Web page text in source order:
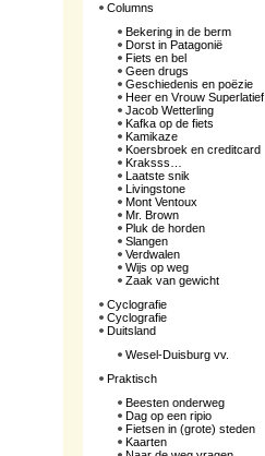
Columns
Bekering in de berm
Dorst in Patagonië
Fiets en bel
Geen drugs
Geschiedenis en poëzie
Heer en Vrouw Superlatief
Jacob Wetterling
Kafka op de fiets
Kamikaze
Koersbroek en creditcard
Kraksss…
Laatste snik
Livingstone
Mont Ventoux
Mr. Brown
Pluk de horden
Slangen
Verdwalen
Wijs op weg
Zaak van gewicht
Cyclografie
Cyclografie
Duitsland
Wesel-Duisburg vv.
Praktisch
Beesten onderweg
Dag op een ripio
Fietsen in (grote) steden
Kaarten